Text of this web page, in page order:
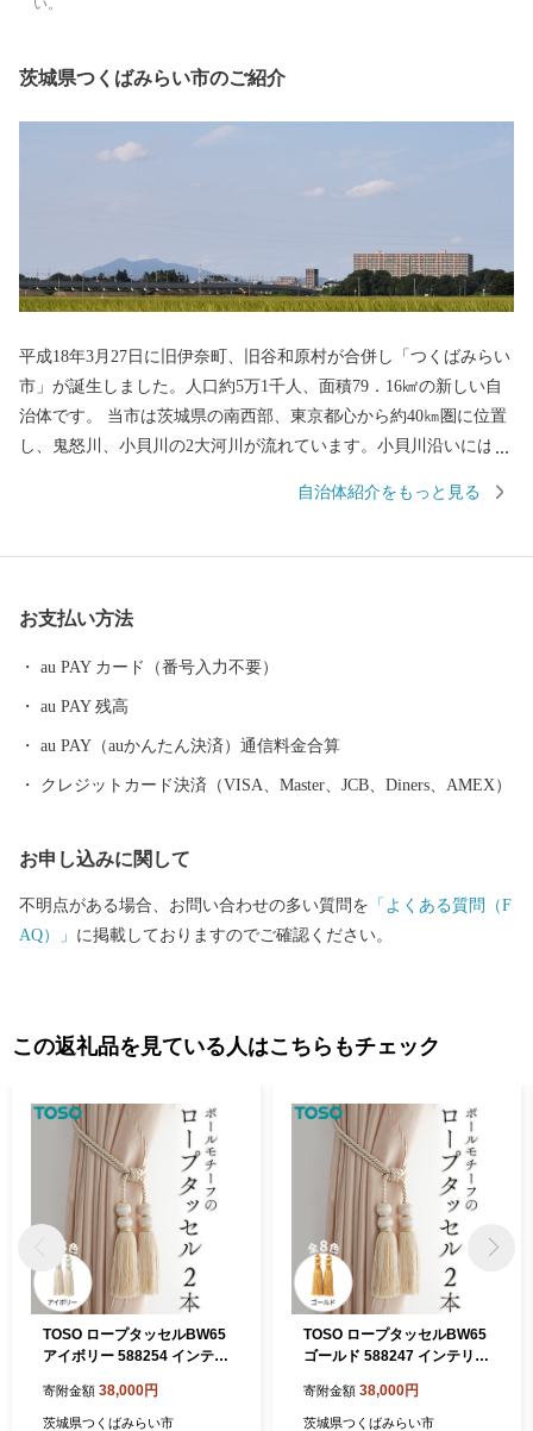
い。
茨城県つくばみらい市のご紹介
平成18年3月27日に旧伊奈町、旧谷和原村が合併し「つくばみらい
市」が誕生しました。人口約5万1千人、面積79．16㎢の新しい自
治体です。 当市は茨城県の南西部、東京都心から約40㎞圏に位置
し、鬼怒川、小貝川の2大河川が流れています。小貝川沿いには、
地が形成され首都圏近郊都市に位置付けされています。 道路網
速鉄道「つくばエクスプレス」が走り、みらい平駅から東京秋葉
原まで最速で40分、つくばまでは12分で結ばれました。 みらい平
備され、新しいまちづくり進んでいます。 また、市内には首都圏
内で唯一、時代劇のロケが出来る施設である「ワープステーショ
ン江戸」をはじめ、関東三大不動尊である「板橋不動尊」や茨城
ど、多くの観光名所があります。 ぜひ魅力あふれる当市まで実際
に足をお運びください。
自治体紹介をもっと見る
お支払い方法
au PAY カード（番号入力不要）
au PAY 残高
au PAY（auかんたん決済）通信料金合算
クレジットカード決済（VISA、Master、JCB、Diners、AMEX）
お申し込みに関して
不明点がある場合、お問い合わせの多い質問を 「よくある質問（F
AQ）」 に掲載しておりますのでご確認ください。
この返礼品を見ている人はこちらもチェック
TOSO ロープタッセルBW65
アイボリー 588254 インテリ
寄附金額 38,000円
茨城県つくばみらい市
TOSO ロープタッセルBW65
ゴールド 588247 インテリア
寄附金額 38,000円
茨城県つくばみらい市